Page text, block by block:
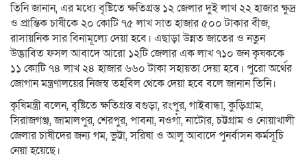
তিনি জানান, এর মধ্যে বৃষ্টিতে ক্ষতিগ্রস্ত ১২ জেলার দুই লাখ ২২ হাজার ক্ষুদ্র
ও প্রান্তিক চাষীকে ২০ কোটি ৭৫ লাখ সাত হাজার ৫০০ টাকার বীজ,
রাসায়নিক সার বিনামূল্যে দেয়া হবে। এছাড়া উন্নত জাতের ও নতুন
উদ্ভাবিত ফসল আবাদে আরো ১২টি জেলার এক লাখ ৭১০ জন কৃষককে
১১ কোটি ৭৪ লাখ ২৪ হাজার ৬৬০ টাকা সহায়তা দেয়া হবে। পুরো অর্থের
জোগান মন্ত্রণালয়ের নিজস্ব তহবিল থেকে দেয়া হবে বলে জানান তিনি।
কৃষিমন্ত্রী বলেন, বৃষ্টিতে ক্ষতিগ্রস্ত বগুড়া, রংপুর, গাইবান্ধা, কুড়িগ্রাম,
সিরাজগঞ্জ, জামালপুর, শেরপুর, পাবনা, নওগাঁ, নাটোর, চট্টগ্রাম ও নোয়াখালী
জেলার চাষীদের জন্য গম, ভুট্টা, সরিষা ও আলু আবাদে পুনর্বাসন কর্মসূচি
নেয়া হয়েছে।